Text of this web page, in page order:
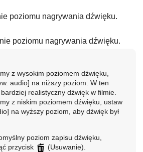
poziomu nagrywania dźwięku.
poziomu nagrywania dźwięku.
z wysokim poziomem dźwięku,
audio] na niższy poziom. W ten
realistyczny dźwięk w filmie.
z niskim poziomem dźwięku, ustaw
na wyższy poziom, aby dźwięk był
poziom zapisu dźwięku,
przycisk
(Usuwanie).